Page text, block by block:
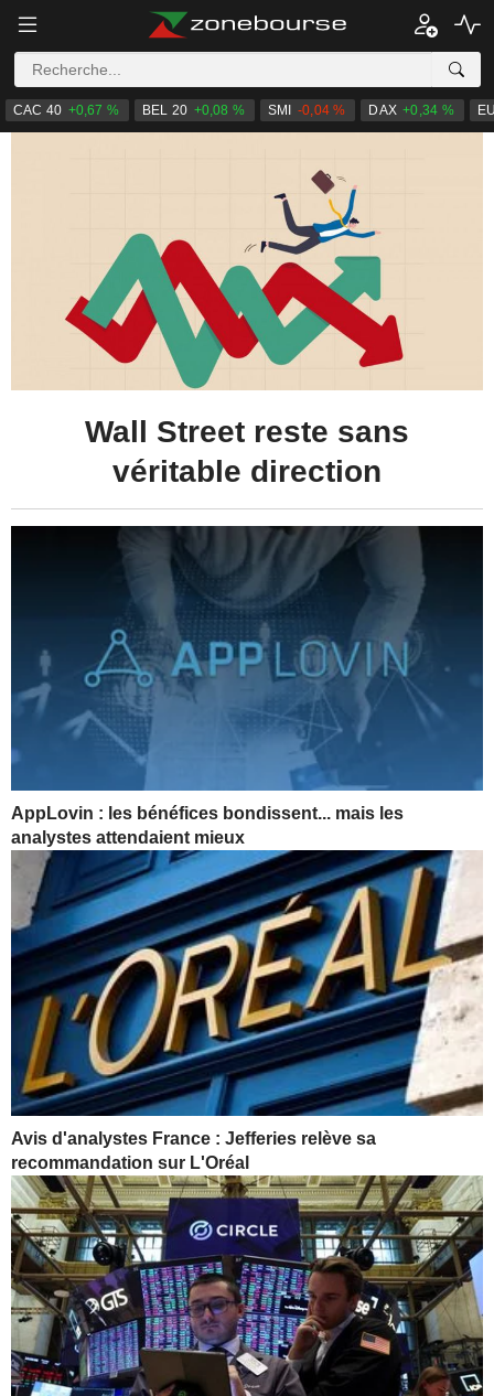
CAC 40 +0,67 % BEL 20 +0,08 % SMI -0,04 % DAX +0,34 %
AppLovin : les bénéfices bondissent... mais les
analystes attendaient mieux
Avis d'analystes France : Jefferies relève sa
recommandation sur L'Oréal
Wall Street reste sans
véritable direction